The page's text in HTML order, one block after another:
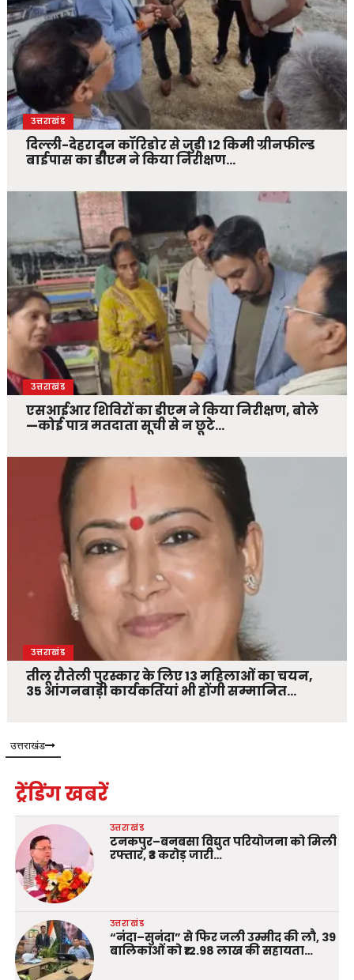
उत्तराखंड
दिल्ली-देहरादून कॉरिडोर से जुड़ी 12 किमी ग्रीनफील्ड
बाईपास का डीएम ने किया निरीक्षण…
उत्तराखंड
एसआईआर शिविरों का डीएम ने किया निरीक्षण, बोले
—कोई पात्र मतदाता सूची से न छूटे…
उत्तराखंड
तीलू रौतेली पुरस्कार के लिए 13 महिलाओं का चयन,
35 आंगनबाड़ी कार्यकर्तियां भी होंगी सम्मानित…
उत्तराखंड
ट्रेंडिंग खबरें
उत्तराखंड
टनकपुर–बनबसा विद्युत परियोजना को मिली
रफ्तार, ₹3 करोड़ जारी…
उत्तराखंड
“नंदा–सुनंदा” से फिर जली उम्मीद की लौ, 39
बालिकाओं को ₹12.98 लाख की सहायता…